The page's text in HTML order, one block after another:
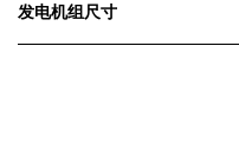
发电机组尺寸